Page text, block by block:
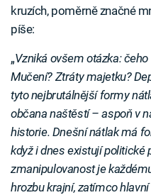
kruzích, poměrně značné
píše:
„Vzniká ovšem otázka:
Mučení? Ztráty majetku?
tyto nejbrutálnější formy
občana naštěstí – aspoň v
historie. Dnešní nátlak má
když i dnes existují
zmanipulovanost je
hrozbu krajní, zatímco